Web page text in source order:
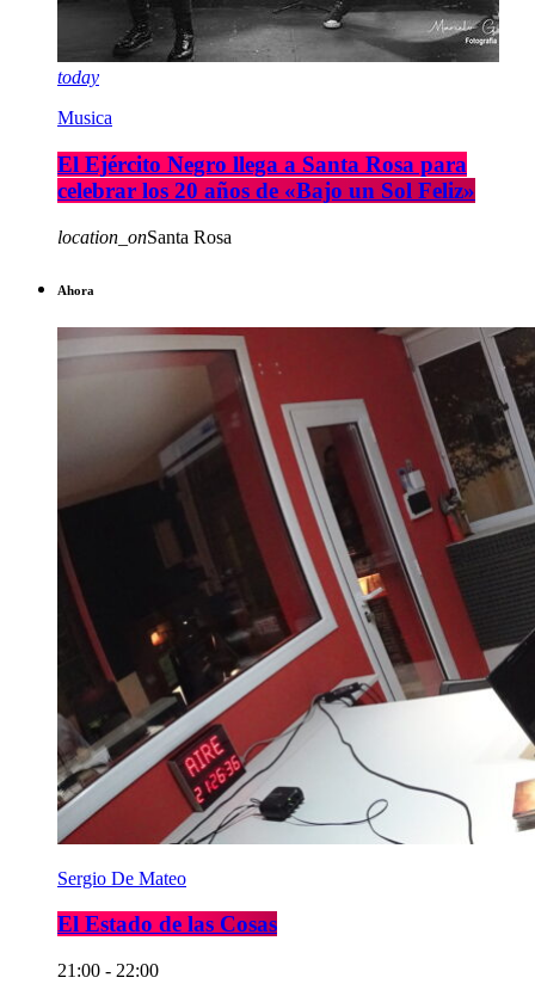
today
Musica
El Ejército Negro llega a Santa Rosa para
celebrar los 20 años de «Bajo un Sol Feliz»
location_onSanta Rosa
Ahora
Sergio De Mateo
El Estado de las Cosas
21:00 - 22:00